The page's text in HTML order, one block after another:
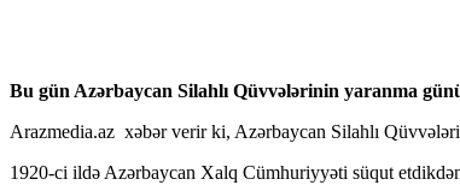
Hacklink panel
Hacklink panel
Hacklink panel
Bu gün Azərbaycan Silahlı Qüvvələrinin yaranma
Arazmedia.az xəbər verir ki, Azərbaycan Silahlı
1920-ci ildə Azərbaycan Xalq Cümhuriyyəti süqut